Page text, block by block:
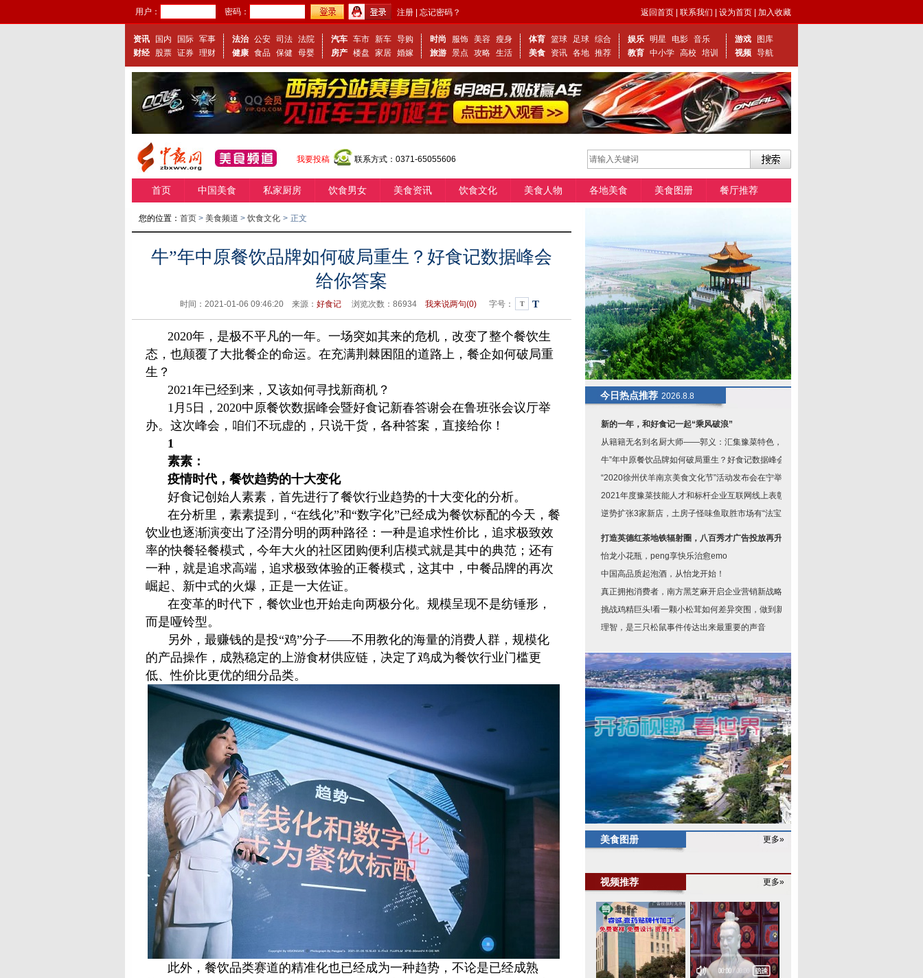
用户： 密码： 注册 忘记密码？ 返回首页 联系我们 设为首页 加入收藏
资讯 国内 国际 军事
财经
股票 证券 理财
法治 公安 司法 法院
健康 食品 保健 母婴
汽车 车市 新车 导购
房产 楼盘 家居 婚嫁
时尚 服饰 美容 瘦身
旅游 景点 攻略 生活
体育 篮球 足球 综合
美食
资讯 各地 推荐
娱乐 明星 电影 音乐
教育 中小学 高校 培训
游戏
图库
视频 导航
我要投稿 联系方式：0371-65055606
首页 中国美食 私家厨房 饮食男女 美食资讯 饮食文化 美食人物 各地美食 美食图册 餐厅推荐
您的位置： 首页 > 美食频道 > 饮食文化 > 正文
牛”年中原餐饮品牌如何破局重生？好食记数据峰会
给你答案
时间：2021-01-06 09:46:20 来源： 好食记 浏览次数： 86934 我来说两句(0) 字号： T T
2020年，是极不平凡的一年。一场突如其来的危机，改变了整个餐饮生
态，也颠覆了大批餐企的命运。在充满荆棘困阻的道路上，餐企如何破局重
生？
2021年已经到来，又该如何寻找新商机？
1月5日，2020中原餐饮数据峰会暨好食记新春答谢会在鲁班张会议厅举
办。这次峰会，咱们不玩虚的，只说干货，各种答案，直接给你！
1
素素：
疫情时代，餐饮趋势的十大变化
好食记创始人素素，首先进行了餐饮行业趋势的十大变化的分析。
在分析里，素素提到，“在线化”和“数字化”已经成为餐饮标配的今天，餐
饮业也逐渐演变出了泾渭分明的两种路径：一种是追求性价比，追求极致效
率的快餐轻餐模式，今年大火的社区团购便利店模式就是其中的典范；还有
一种，就是追求高端，追求极致体验的正餐模式，这其中，中餐品牌的再次
崛起、新中式的火爆，正是一大佐证。
在变革的时代下，餐饮业也开始走向两极分化。规模呈现不是纺锤形，
而是哑铃型。
另外，最赚钱的是投“鸡”分子——不用教化的海量的消费人群，规模化
的产品操作，成熟稳定的上游食材供应链，决定了鸡成为餐饮行业门槛更
低、性价比更优的细分品类。
此外，餐饮品类赛道的精准化也已经成为一种趋势，不论是已经成熟
今日热点推荐 2026.8.8
新的一年，和好食记一起“乘风破浪”
从籍籍无名到名厨大师——郭义：汇集豫菜特色，传
牛”年中原餐饮品牌如何破局重生？好食记数据峰会
“2020徐州伏羊南京美食文化节”活动发布会在宁举
2021年度豫菜技能人才和标杆企业互联网线上表彰大
逆势扩张3家新店，土房子怪味鱼取胜市场有“法宝
打造英德红茶地铁辐射圈，八百秀才广告投放再升级
怡龙小花瓶，peng享快乐治愈emo
中国高品质起泡酒，从怡龙开始！
真正拥抱消费者，南方黑芝麻开启企业营销新战略
挑战鸡精巨头!看一颗小松茸如何差异突围，做到新
理智，是三只松鼠事件传达出来最重要的声音
美食图册 更多»
视频推荐 更多»